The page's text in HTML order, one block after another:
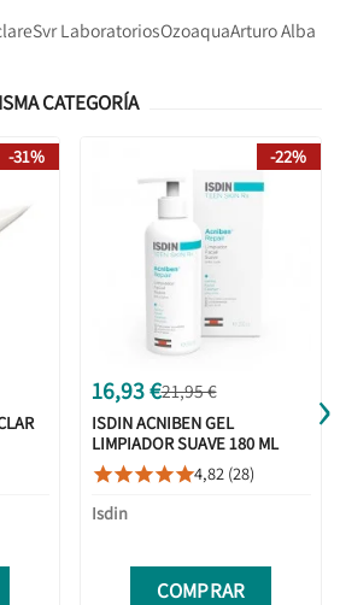
Svr LaboratoriosOzoaquaArturo Alba
CATEGORÍA
-31%
16,93 €21,95 €
ISDIN ACNIBEN GEL
LIMPIADOR SUAVE 180 ML
4,82 (28)
Isdin
COMPRAR
-22%
›